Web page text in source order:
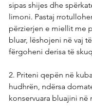
sipas shijes dhe
limoni. Pastaj
përzierjen e miellit me
bluar, lëshojeni në vaj
fërgoheni derisa të
2. Priteni qepën në
hudhrën, ndërsa
konservuara bluajini në